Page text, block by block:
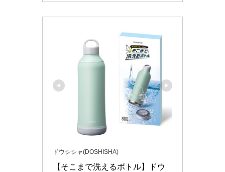
ドウシシャ(DOSHISHA)
【そこまで洗えるボトル】ドウ